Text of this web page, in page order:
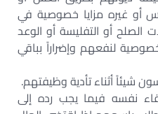
أو غيره مزايا خصوصية في
أو التفليسة أو الوعد
لنفعهم وإضراراً بباقي
شيئاً أثناء تأدية وظيفتهم.
نفسه فيما يجب رده إلى